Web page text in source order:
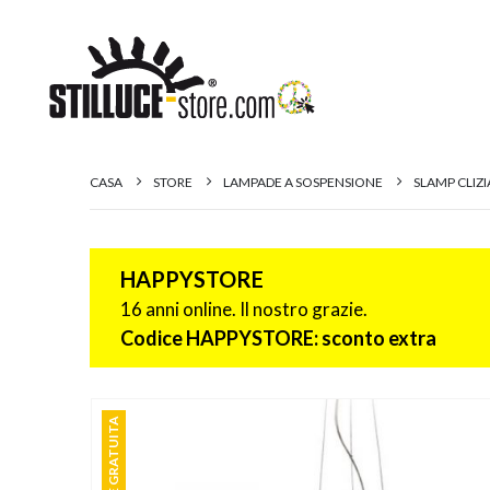
CASA STORE LAMPADE A SOSPENSIONE SLAMP
HAPPYSTORE
16 anni online. Il nostro grazie.
Codice HAPPYSTORE: sconto extra